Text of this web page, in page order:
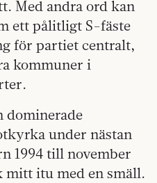
Med andra ord kan
ett pålitligt S-fäste
för partiet centralt,
kommuner i
dominerade
under nästan
1994 till november
mitt itu med en smäll.